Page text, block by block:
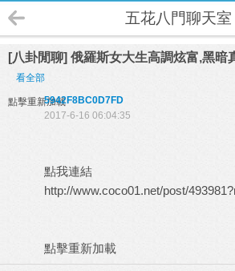
五花八門聊天室
[八卦閒聊] 俄羅斯女大生高調炫富,黑暗
看全部
點擊重新加載5942F8BC0D7FD
2017-6-16 06:04:35
點我連結
http://www.coco01.net/post/
點擊重新加載